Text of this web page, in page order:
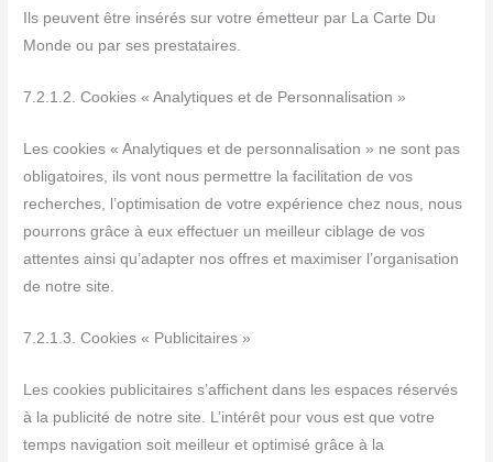
Ils peuvent être insérés sur votre émetteur par La Carte Du
Monde ou par ses prestataires.
7.2.1.2. Cookies « Analytiques et de Personnalisation »
Les cookies « Analytiques et de personnalisation » ne sont pas
obligatoires, ils vont nous permettre la facilitation de vos
recherches, l’optimisation de votre expérience chez nous, nous
pourrons grâce à eux effectuer un meilleur ciblage de vos
attentes ainsi qu’adapter nos offres et maximiser l’organisation
de notre site.
7.2.1.3. Cookies « Publicitaires »
Les cookies publicitaires s’affichent dans les espaces réservés
à la publicité de notre site. L’intérêt pour vous est que votre
temps navigation soit meilleur et optimisé grâce à la